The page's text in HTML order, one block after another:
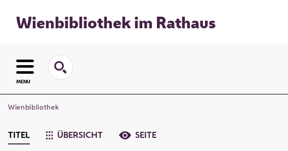
Wienbibliothek im Rathaus
MENU
Wienbibliothek
TITEL ÜBERSICHT SEITE